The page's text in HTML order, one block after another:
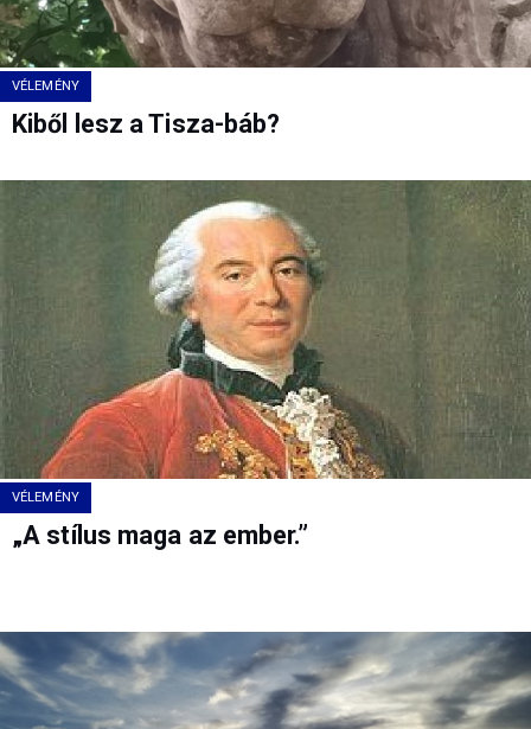
VÉLEMÉNY
Kiből lesz a Tisza-báb?
VÉLEMÉNY
„A stílus maga az ember.”